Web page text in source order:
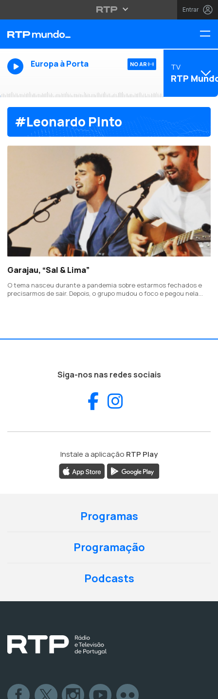
Entrar
Europa à Porta NO AR TV
RTP
#Leonardo Pinto
Garajau, “Sal & Lima”
O tema nasceu durante a pandemia sobre estarmos fechados e
precisarmos de sair. Depois, o grupo mudou o foco e pegou nela
Siga-nos nas redes sociais
Facebook
Instale a aplicação RTP Play
Programas
Programação
Podcasts